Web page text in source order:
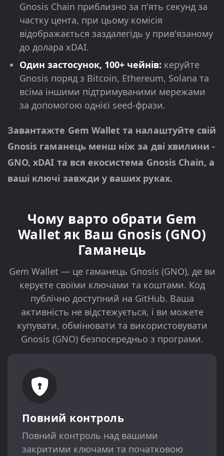
Gnosis Chain приблизно за п'ять секунд за
частку цента, при цьому комісія
відображається заздалегідь у прив'язаному
до долара xDAI.
Один застосунок, 100+ чейнів: керуйте
Gnosis поряд з Bitcoin, Ethereum, Solana та
всіма іншими підтримуваними мережами
за допомогою однієї seed-фрази.
Завантажте Gem Wallet та налаштуйте свій
Gnosis гаманець менш ніж за дві хвилини -
GNO, xDAI та вся екосистема Gnosis Chain, а
ваші ключі завжди у ваших руках.
Чому варто обрати Gem
Wallet як Ваш Gnosis (GNO)
Гаманець
Gem Wallet — це гаманець Gnosis (GNO), де ви
керуєте своїми ключами та коштами. Код
публічно доступний на GitHub. Ваша
активність не відстежується, і ви можете
купувати, обмінювати та використовувати
Gnosis (GNO) безпосередньо з програми.
Повний контроль
Повний контроль над вашими
закритими ключами та початковою